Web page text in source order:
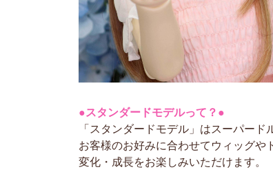
●スタンダードモデルって？●
「スタンダードモデル」はスーパード
お客様のお好みに合わせてウィッグや
変化・成長をお楽しみいただけます。